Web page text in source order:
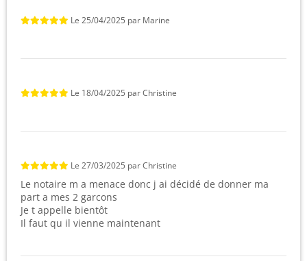
Le 25/04/2025 par Marine
Le 18/04/2025 parChristine
Le 27/03/2025 parChristine
Le notaire m a menace donc j ai décidé de donner ma
part a mes 2 garcons
Je t appelle bientôt
Il faut qu il vienne maintenant